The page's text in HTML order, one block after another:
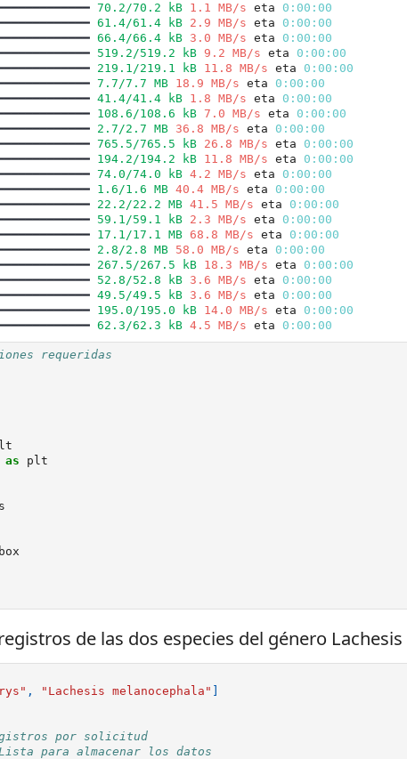
70.2/70.2 kB 1.1 MB/s eta 0:00:00
61.4/61.4 kB 2.9 MB/s eta 0:00:00
66.4/66.4 kB 3.0 MB/s eta 0:00:00
519.2/519.2 kB 9.2 MB/s eta 0:00:00
219.1/219.1 kB 11.8 MB/s eta 0:00:00
7.7/7.7 MB 18.9 MB/s eta 0:00:00
41.4/41.4 kB 1.8 MB/s eta 0:00:00
108.6/108.6 kB 7.0 MB/s eta 0:00:00
2.7/2.7 MB 36.8 MB/s eta 0:00:00
765.5/765.5 kB 26.8 MB/s eta 0:00:00
194.2/194.2 kB 11.8 MB/s eta 0:00:00
74.0/74.0 kB 4.2 MB/s eta 0:00:00
1.6/1.6 MB 40.4 MB/s eta 0:00:00
22.2/22.2 MB 41.5 MB/s eta 0:00:00
59.1/59.1 kB 2.3 MB/s eta 0:00:00
17.1/17.1 MB 68.8 MB/s eta 0:00:00
2.8/2.8 MB 58.0 MB/s eta 0:00:00
267.5/267.5 kB 18.3 MB/s eta 0:00:00
52.8/52.8 kB 3.6 MB/s eta 0:00:00
49.5/49.5 kB 3.6 MB/s eta 0:00:00
195.0/195.0 kB 14.0 MB/s eta 0:00:00
62.3/62.3 kB 4.5 MB/s eta 0:00:00
requeridas
as
plt
box
de las dos especies del género Lachesis
, "Lachesis melanocephala"
por solicitud
para almacenar los datos